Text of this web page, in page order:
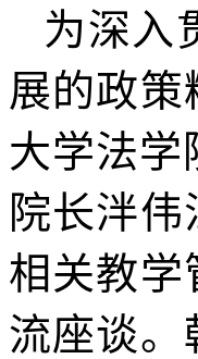
为深入
展的政
大学法学
院长泮
相关教学
流座谈。